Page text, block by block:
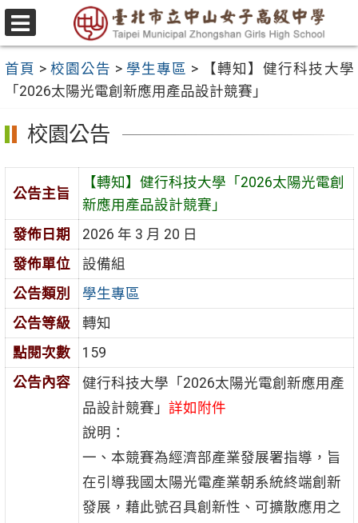
跳
至
要
容
區
選
單
首頁 > 校園公告 > 學生專區 >
【轉知】健行科技大學
「2026太陽光電創新應用產品設計競賽」
校園公告
公告主旨
【轉知】健行科技大學「2026太陽光電創
新應用產品設計競賽」
發佈日期
2026 年 3 月 20 日
發佈單位
設備組
公告類別
學生專區
公告等級
轉知
點閱次數
159
公告內容
健行科技大學「2026太陽光電創新應用產
品設計競賽」 詳如附件
說明：
一、本競賽為經濟部產業發展署指導，旨
在引導我國太陽光電產業朝系統終端創新
發展，藉此號召具創新性、可擴散應用之